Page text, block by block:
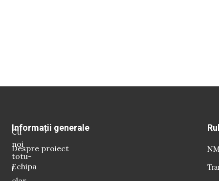
Cu
noi
totu-
i
Informații generale
Despre proiect
Echipa